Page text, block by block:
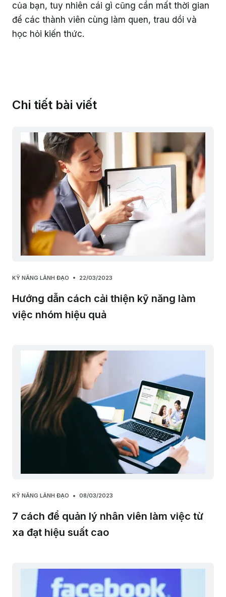
của bạn, tuy nhiên cái gì cũng cần mất thời gian
để các thành viên cùng làm quen, trau dồi và
học hỏi kiến thức.
Chi tiết bài viết
KỸ NĂNG LÃNH ĐẠO 22/03/2023
Hướng dẫn cách cải thiện kỹ năng làm
việc nhóm hiệu quả
KỸ NĂNG LÃNH ĐẠO 08/03/2023
7 cách để quản lý nhân viên làm việc từ
xa đạt hiệu suất cao